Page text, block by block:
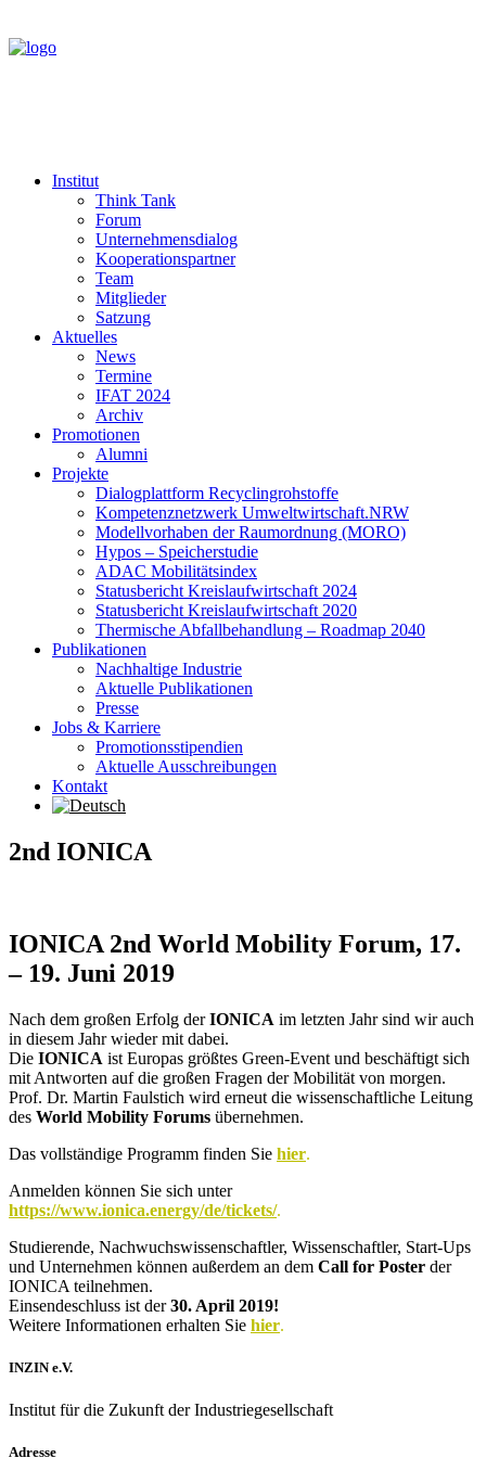
Institut
Think Tank
Forum
Unternehmensdialog
Kooperationspartner
Team
Mitglieder
Satzung
Aktuelles
News
Termine
IFAT 2024
Archiv
Promotionen
Alumni
Projekte
Dialogplattform Recyclingrohstoffe
Kompetenznetzwerk Umweltwirtschaft.NRW
Modellvorhaben der Raumordnung (MORO)
Hypos – Speicherstudie
ADAC Mobilitätsindex
Statusbericht Kreislaufwirtschaft 2024
Statusbericht Kreislaufwirtschaft 2020
Thermische Abfallbehandlung – Roadmap 2040
Publikationen
Nachhaltige Industrie
Aktuelle Publikationen
Presse
Jobs & Karriere
Promotionsstipendien
Aktuelle Ausschreibungen
Kontakt
2nd IONICA
IONICA 2nd World Mobility Forum, 17.
– 19. Juni 2019
Nach dem großen Erfolg derIONICA im letzten Jahr sind wir auch
in diesem Jahr wieder mit dabei.
Die IONICA ist Europas größtes Green-Event und beschäftigt sich
mit Antworten auf die großen Fragen der Mobilität von morgen.
Prof. Dr. Martin Faulstich wird erneut die wissenschaftliche Leitung
des World Mobility Forums übernehmen.
Das vollständige Programm finden Sie hier.
Anmelden können Sie sich unter
https://www.ionica.energy/de/tickets/.
Studierende, Nachwuchswissenschaftler, Wissenschaftler, Start-Ups
und Unternehmen können außerdem an dem Call for Poster der
IONICA teilnehmen.
Einsendeschluss ist der30. April 2019!
Weitere Informationen erhalten Sie hier.
INZIN e.V.
Institut für die Zukunft der Industriegesellschaft
Adresse